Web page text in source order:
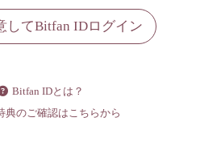
してBitfan IDログイン
Bitfan IDとは？
典のご確認はこちらから